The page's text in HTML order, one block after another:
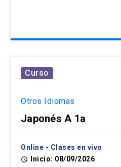
Curso
Otros Idiomas
Japonés A 1a
Online - Clases en vivo
access_time Inicio: 08/09/2026